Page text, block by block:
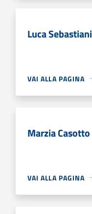
Luca Sebastiani
VAI ALLA PAGINA
Marzia Casotto
VAI ALLA PAGINA